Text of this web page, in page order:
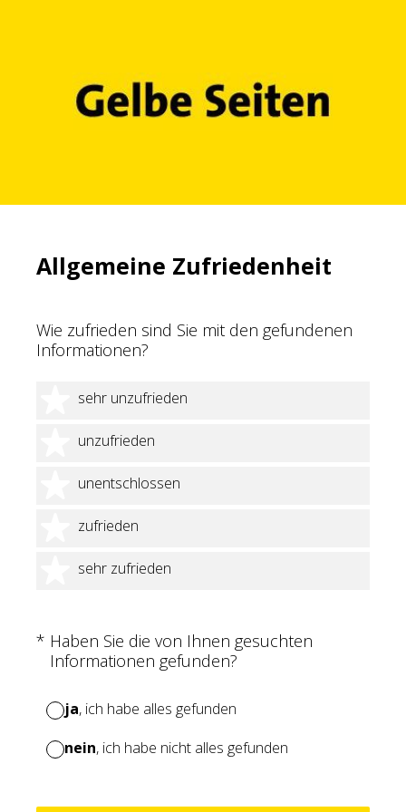
Allgemeine Zufriedenheit
Wie zufrieden sind Sie mit den gefundenen
Informationen?
sehr unzufrieden
1 Stern
unzufrieden
2 Sterne
unentschlossen
3 Sterne
zufrieden
4 Sterne
sehr zufrieden
5 Sterne
* Haben Sie die von Ihnen gesuchten
Informationen gefunden?
(Erforderlich.)
ja, ich habe alles gefunden
nein, ich habe nicht alles gefunden